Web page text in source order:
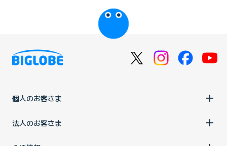
個人のお客さま
法人のお客さま